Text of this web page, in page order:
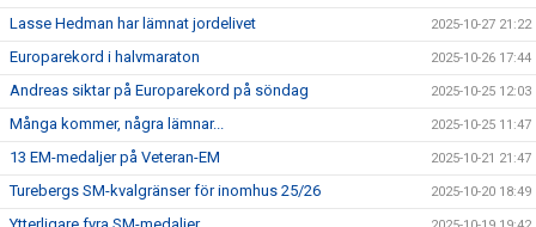
Lasse Hedman har lämnat jordelivet 2025-10-27 21:22
Europarekord i halvmaraton 2025-10-26 17:44
Andreas siktar på Europarekord på söndag 2025-10-25 12:03
Många kommer, några lämnar... 2025-10-25 11:47
13 EM-medaljer på Veteran-EM 2025-10-21 21:47
Turebergs SM-kvalgränser för inomhus 25/26 2025-10-20 18:49